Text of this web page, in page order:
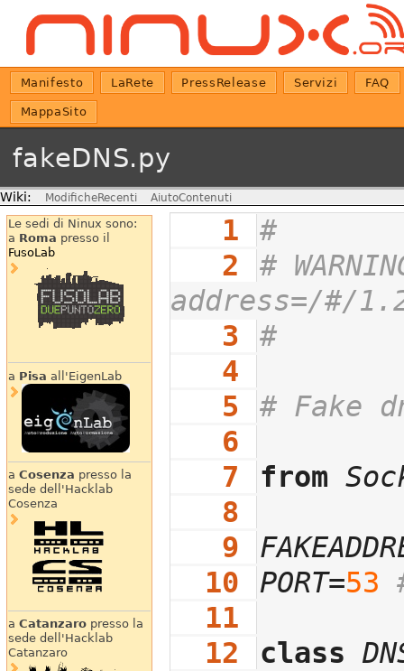
Manifesto LaRete PressRelease Servizi FAQ
MappaSito
fakeDNS.py
Wiki: ModificheRecenti AiutoContenuti
Le sedi di Ninux sono:
a Roma presso il
FusoLab
a Pisa all'EigenLab
a Cosenza presso la
sede dell'Hacklab
Cosenza
a Catanzaropresso la
sede dell'Hacklab
Catanzaro
   1
#
   2
#
address=/#/
   3
#
   4
   5
# Fake
   6
   7
from
   8
   9
  10
PORT=53
  11
  12
class